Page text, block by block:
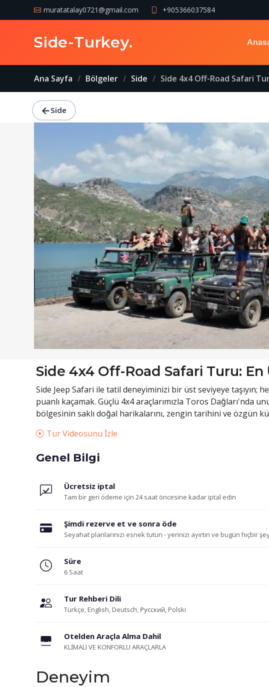
muratatalay0721@gmail.com +905366037584
Side-Turkey.
Ana Sayfa Bölgeler Side Side 4x4 Off-Road Safari Turu: En Üst Düzey
←Side
Side 4x4 Off-Road Safari Turu:
Side Jeep Safari ile tatil deneyiminizi bir üst seviyeye
puanlı kaçamak. Güçlü 4x4 araçlarımızla Toros
bölgesinin saklı doğal harikalarını, zengin tarihini ve özgün
Tur Videosunu İzle
Genel Bilgi
Ücretsiz iptal
Tam bir geri ödeme için 24 saat öncesine kadar iptal edin
Şimdi rezerve et ve sonra öde
Seyahat planlarınızı esnek tutun - yerinizi ayırtın ve bugün hiçbir
Süre
6 Saat
Tur Rehberi Dili
Türkçe, English, Deutsch, Русский, Polski
Otelden Araçla Alma Dahil
KLİMALI VE KONFORLU ARAÇLARLA
Deneyim